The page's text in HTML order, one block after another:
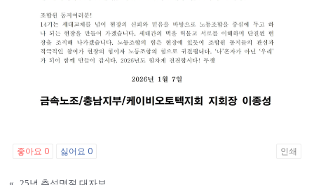
좋아요 0 싫어요 0 인쇄